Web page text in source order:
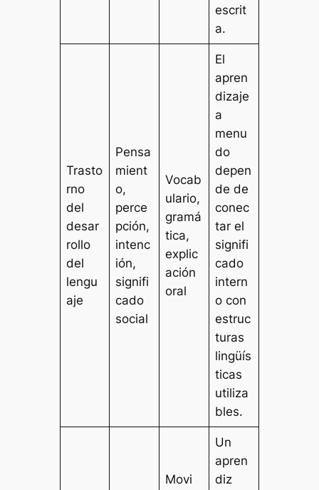
escrit
a.
Trasto
rno
del
desar
rollo
del
lengu
aje
Pensa
mient
o,
perce
pción,
intenc
ión,
signifi
cado
social
Vocab
ulario,
gramá
tica,
explic
ación
oral
El
apren
dizaje
a
menu
do
depen
de de
conec
tar el
signifi
cado
intern
o con
estruc
turas
lingüís
ticas
utiliza
bles.
Movi
Un
apren
diz